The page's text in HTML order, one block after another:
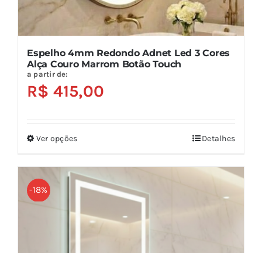
Espelho 4mm Redondo Adnet Led 3 Cores
Alça Couro Marrom Botão Touch
a partir de:
R$ 415,00
Ver opçõesEste
tem
várias
As
Detalhes
-18%